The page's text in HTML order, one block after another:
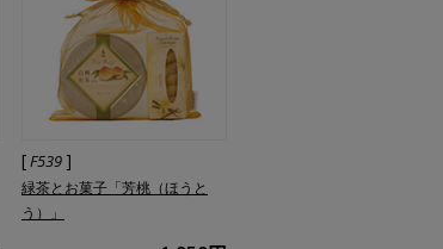
[F539 ]
緑茶とお菓子「芳桃（ほうと
う）」